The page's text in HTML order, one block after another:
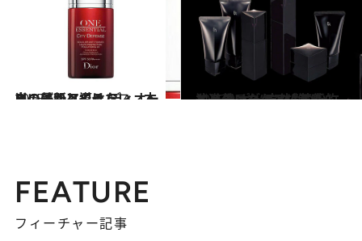
2015.5.1
白いばかりではない、本当の美肌へ導く ディオールの最新アイテム
ビューティ＆ヘルス 2015.9.7
エイジングケアに革新的な進化 ポーラB.A ついに辿り着いた“立体艶”感
ビューティ＆ヘルス
FEATURE
フィーチャー記事